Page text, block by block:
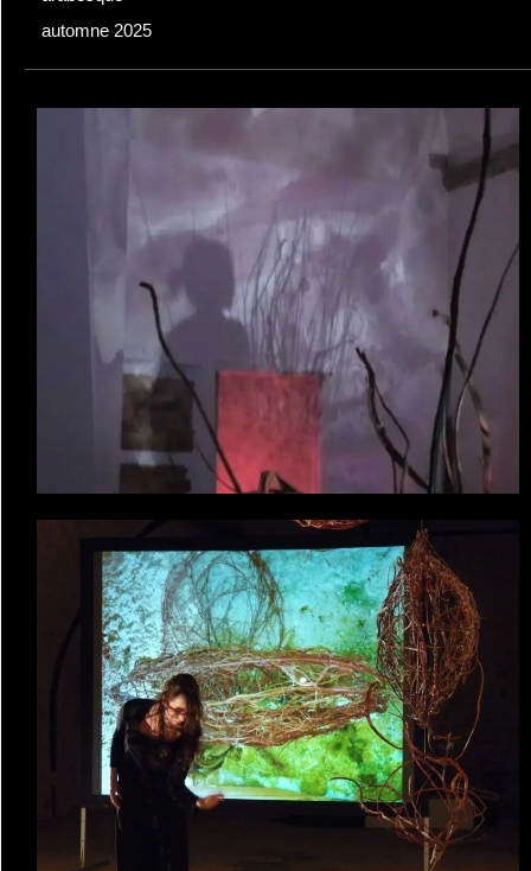
automne 2025